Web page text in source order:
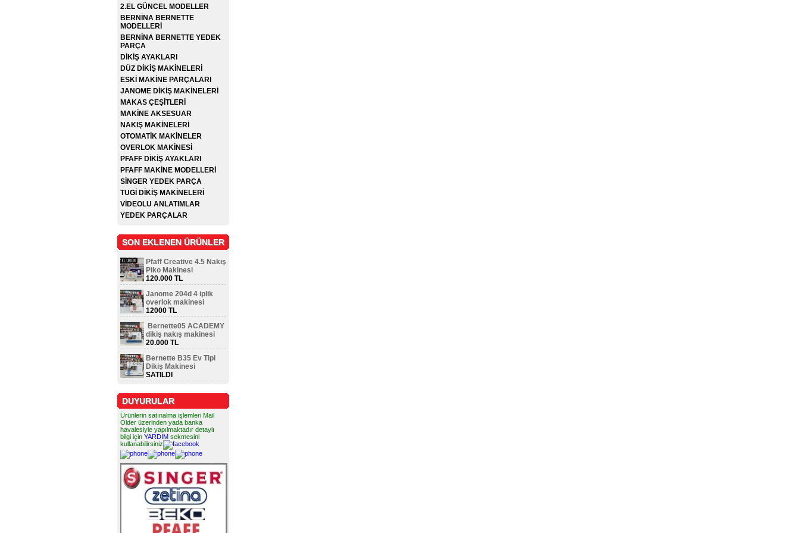
2.EL GÜNCEL MODELLER
BERNİNA BERNETTE
MODELLERİ
BERNİNA BERNETTE YEDEK
PARÇA
DİKİŞ AYAKLARI
DÜZ DİKİŞ MAKİNELERİ
ESKİ MAKİNE PARÇALARI
JANOME DİKİŞ MAKİNELERİ
MAKAS ÇEŞİTLERİ
MAKİNE AKSESUAR
NAKIŞ MAKİNELERİ
OTOMATİK MAKİNELER
OVERLOK MAKİNESİ
PFAFF DİKİŞ AYAKLARI
PFAFF MAKİNE MODELLERİ
SİNGER YEDEK PARÇA
TUGİ DİKİŞ MAKİNELERİ
VİDEOLU ANLATIMLAR
YEDEK PARÇALAR
SON EKLENEN ÜRÜNLER
Pfaff Creative 4.5 Nakış
Piko Makinesi
120.000 TL
Janome 204d 4 iplik
overlok makinesi
12000 TL
Bernette05 ACADEMY
dikiş nakış makinesi
20.000 TL
Bernette B35 Ev Tipi
Dikiş Makinesi
SATILDI
DUYURULAR
Ürünlerin satınalma işlemleri Mail
Older üzerinden yada banka
havalesiyle yapılmaktadır detaylı
bilgi için YARDIM sekmesini
kullanabilirsiniz